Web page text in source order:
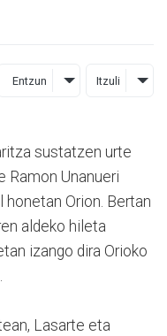
Entzun Itzuli
sustatzen urte
Ramon Unanueri
Orion. Bertan
aldeko hileta
izango dira Orioko
Lasarte eta